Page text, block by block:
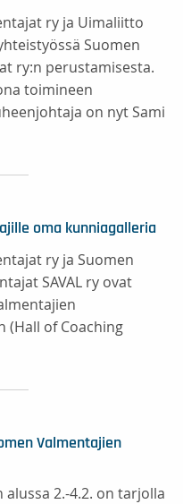
ry ja Uimaliitto
Suomen
ry:n perustamisesta.
toimineen
on nyt Sami
oma kunniagalleria
ry ja Suomen
SAVAL ry ovat
(Hall of Coaching
Valmentajien
alussa 2.-4.2. on tarjolla